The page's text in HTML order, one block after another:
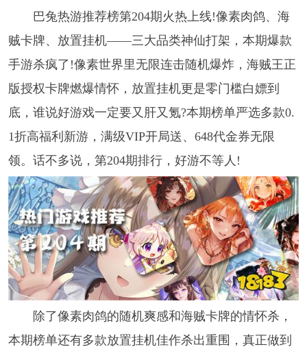
巴兔热游推荐榜第204期火热上线!像素肉鸽、海
贼卡牌、放置挂机——三大品类神仙打架，本期爆款
手游杀疯了!像素世界里无限连击随机爆炸，海贼王正
版授权卡牌燃爆情怀，放置挂机更是零门槛白嫖到
底，谁说好游戏一定要又肝又氪?本期榜单严选多款0.
1折高福利新游，满级VIP开局送、648代金券无限
领。话不多说，第204期排行，好游不等人!
除了像素肉鸽的随机爽感和海贼卡牌的情怀杀，
本期榜单还有多款放置挂机佳作杀出重围，真正做到